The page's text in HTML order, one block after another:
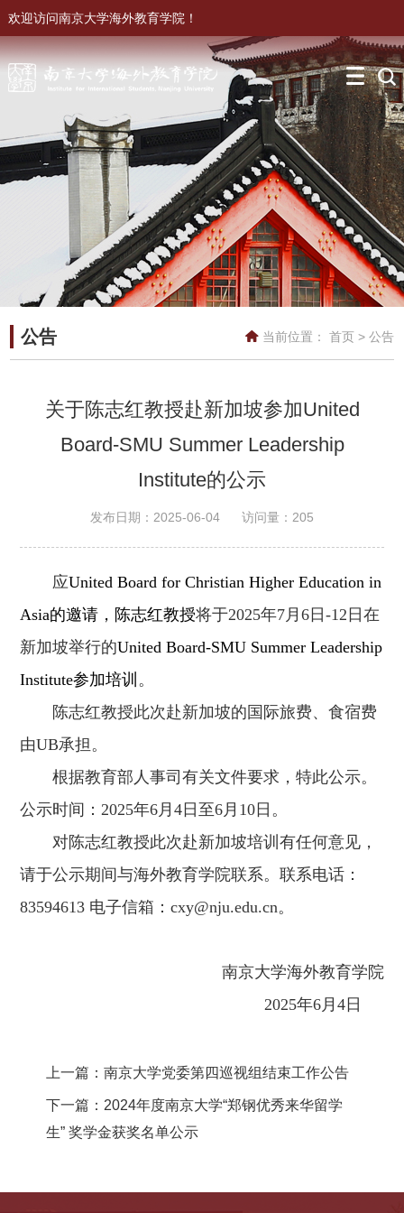
欢迎访问南京大学海外教育学院！
公告 当前位置： 首页> 公告
关于陈志红教授赴新加坡参加United
Board-SMU Summer Leadership
Institute的公示
发布日期：2025-06-04 访问量： 205
应United Board for Christian Higher Education in
Asia的邀请，陈志红教授将于2025年7月6日-12日在
新加坡举行的United Board-SMU Summer Leadership
Institute参加培训 。
陈志红教授此次赴新加坡的国际旅费、食宿费
由UB承担。
根据教育部人事司有关文件要求，特此公示。
公示时间：2025年6月4日至6月10日。
对陈志红教授此次赴新加坡培训有任何意见，
请于公示期间与海外教育学院联系。联系电话：
83594613 电子信箱：cxy@nju.edu.cn。
南京大学海外教育学院
2025年6月4日
上一篇： 南京大学党委第四巡视组结束工作公告
下一篇： 2024年度南京大学“郑钢优秀来华留学
生” 奖学金获奖名单公示